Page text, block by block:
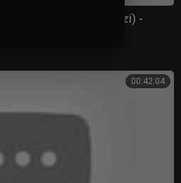
LOVE STORY (Willzi) -
00:42:04